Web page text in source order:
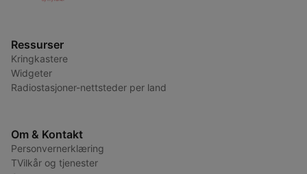
Ressurser
Kringkastere
Widgeter
Radiostasjoner-nettsteder per land
Om & Kontakt
Personvernerklæring
TVilkår og tjenester